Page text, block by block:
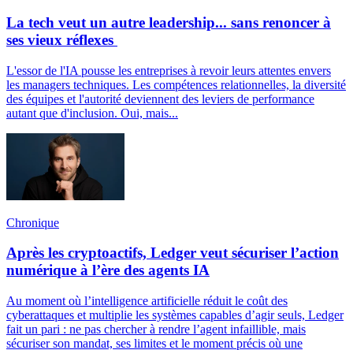
La tech veut un autre leadership... sans renoncer à
ses vieux réflexes
L'essor de l'IA pousse les entreprises à revoir leurs attentes envers
les managers techniques. Les compétences relationnelles, la diversité
des équipes et l'autorité deviennent des leviers de performance
autant que d'inclusion. Oui, mais...
Chronique
Après les cryptoactifs, Ledger veut sécuriser l’action
numérique à l’ère des agents IA
Au moment où l’intelligence artificielle réduit le coût des
cyberattaques et multiplie les systèmes capables d’agir seuls, Ledger
fait un pari : ne pas chercher à rendre l’agent infaillible, mais
sécuriser son mandat, ses limites et le moment précis où une